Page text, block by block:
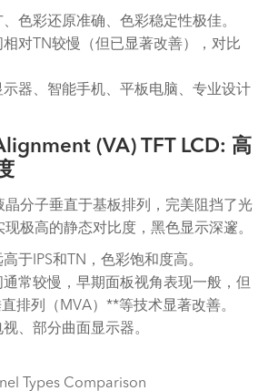
色彩还原准确、色彩稳定性极佳。
对TN较慢（但已显著改善），对比
器、智能手机、平板电脑、专业设计
(VA) TFT LCD: 高
晶分子垂直于基板排列，完美阻挡了光
极高的静态对比度，黑色显示深邃。
于IPS和TN，色彩饱和度高。
常较慢，早期面板视角表现一般，但
排列（MVA）**等技术显著改善。
、部分曲面显示器。
Types Comparison